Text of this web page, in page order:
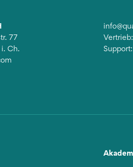
77
Ch.